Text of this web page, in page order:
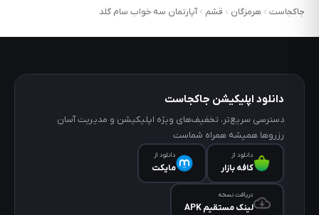
جاکجاست هرمزگان قشم آپارتمان سه خواب سام گلد
دانلود اپلیکیشن جاکجاست
دسترسی سریع‌تر، تخفیف‌های ویژه اپلیکیشن و مدیریت آسان
رزروها همیشه همراه شماست
دانلود از
کافه‌ بازار
دانلود از
مایکت
دریافت نسخه
لینک مستقیم APK